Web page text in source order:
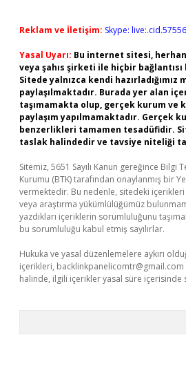
Reklam ve İletişim: Skype:
Yasal Uyarı: Bu internet sitesi,
veya şahıs şirketi ile hiçbir
Sitede yalnızca kendi hazırladığımız
paylaşılmaktadır. Burada yer alan
taşımamakta olup, gerçek kurum ve
paylaşım yapılmamaktadır. Gerçek
benzerlikleri tamamen tesadüfidir.
taslak halindedir ve tavsiye niteliği
Sitemiz, 5651 Sayılı Kanun gereğince Bilgi
Kurumu (BTK) tarafından onaylanmış bir
vermektedir. Bu nedenle, sitedeki
veya araştırma yükümlülüğümüz
yazdıkları içeriklerin sorumluluğunu
bu sorumluluğu kabul etmiş sayılırlar.
Hukuka ve yasal düzenlemelere aykırı
içerikleri, backlinkpanelicomtr@gmail.com
halinde, ilgili içerikler yasal süre içerisinde